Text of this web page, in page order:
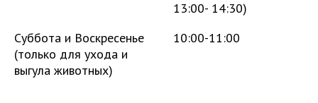
13:00- 14:30)
Суббота и Воскресенье
(только для ухода и
выгула животных)
10:00-11:00